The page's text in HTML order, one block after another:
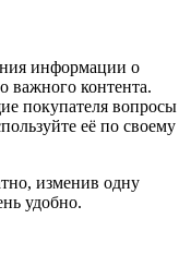
информации о
важного контента.
покупателя вопросы
её по своему
изменив одну
удобно.